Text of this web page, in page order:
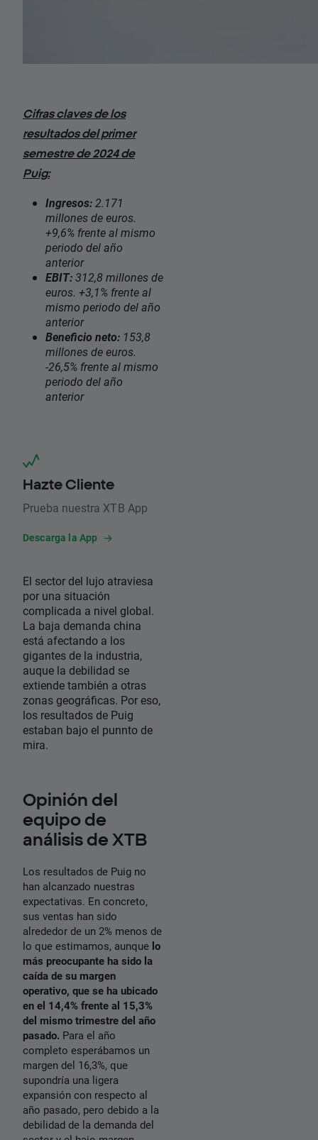
Cifras claves de los
resultados del primer
semestre de 2024 de
Puig:
Ingresos:2.171
millones de euros.
+9,6% frente al mismo
periodo del año
anterior
EBIT:312,8 millones de
euros. +3,1% frente al
mismo periodo del año
anterior
Beneficio neto: 153,8
millones de euros.
-26,5% frente al mismo
periodo del año
anterior
Hazte Cliente
Prueba nuestra XTB App
Descarga la App
El sector del lujo atraviesa
por una situación
complicada a nivel global.
La baja demanda china
está afectando a los
gigantes de la industria,
auque la debilidad se
extiende también a otras
zonas geográficas. Por eso,
los resultados de Puig
estaban bajo el punnto de
mira.
Opinión del
equipo de
análisis de XTB
Los resultados de Puig no
han alcanzado nuestras
expectativas. En concreto,
sus ventas han sido
alrededor de un 2% menos de
lo que estimamos, aunque lo
más preocupante ha sido la
caída de su margen
operativo, que se ha ubicado
en el 14,4% frente al 15,3%
del mismo trimestre del año
pasado. Para el año
completo esperábamos un
margen del 16,3%, que
supondría una ligera
expansión con respecto al
año pasado, pero debido a la
debilidad de la demanda del